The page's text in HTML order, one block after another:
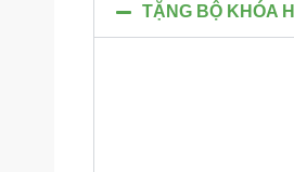
TẶNG BỘ KHÓA